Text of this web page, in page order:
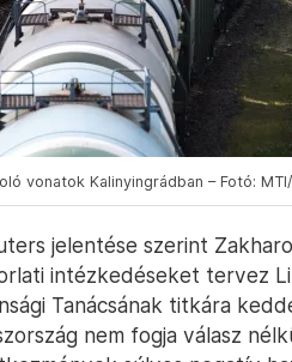
vonatok Kalinyingrádban – Fotó:
jelentése szerint
intézkedéseket tervez
Tanácsának titkára
nem fogja válasz